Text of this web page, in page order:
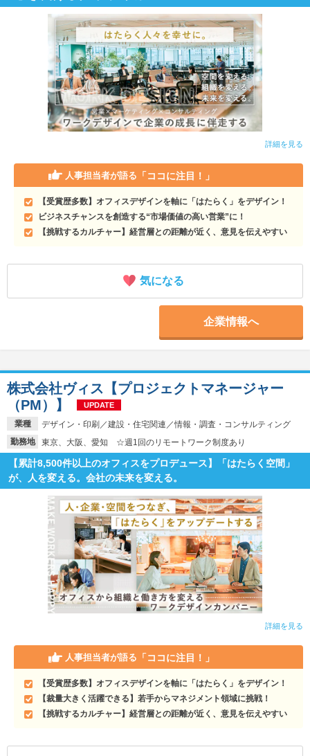
詳細を見る
人事担当者が語る 「ココに注目！」
【受賞歴多数】オフィスデザインを軸に「はたらく」をデザイン！
ビジネスチャンスを創造する“市場価値の高い営業”に！
【挑戦するカルチャー】経営層との距離が近く、意見を伝えやすい
気になる
企業情報へ
業種
デザイン・印刷／建設・住宅関連／情報・調査・コンサルティング
勤務地
東京、大阪、愛知 ☆週1回のリモートワーク制度あり
株式会社ヴィス【プロジェクトマネージャー
（PM）】
UPDATE
【累計8,500件以上のオフィスをプロデュース】「はたらく空間」
が、人を変える。会社の未来を変える。
詳細を見る
人事担当者が語る 「ココに注目！」
【受賞歴多数】オフィスデザインを軸に「はたらく」をデザイン！
【裁量大きく活躍できる】若手からマネジメント領域に挑戦！
【挑戦するカルチャー】経営層との距離が近く、意見を伝えやすい